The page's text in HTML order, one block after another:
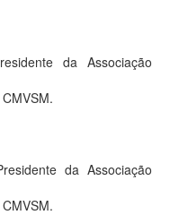
da Associação
da Associação